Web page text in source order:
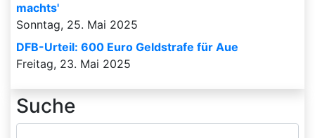
machts'
Sonntag, 25. Mai 2025
DFB-Urteil: 600 Euro Geldstrafe für Aue
Freitag, 23. Mai 2025
Suche